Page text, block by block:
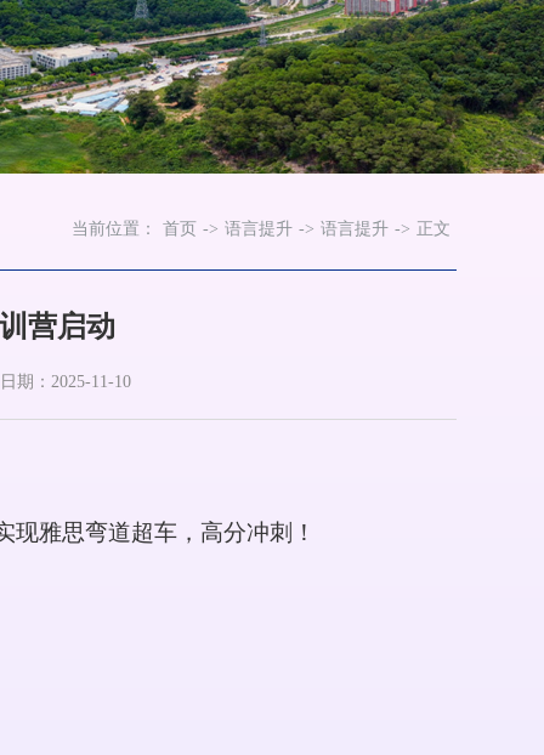
当前位置： 首页 -> 语言提升 -> 语言提升 -> 正文
营启动
期：2025-11-10
雅思弯道超车，高分冲刺！